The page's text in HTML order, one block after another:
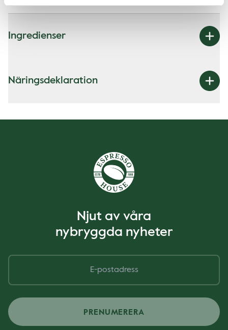
Ingredienser
Näringsdeklaration
Njut av våra
nybryggda nyheter
PRENUMERERA